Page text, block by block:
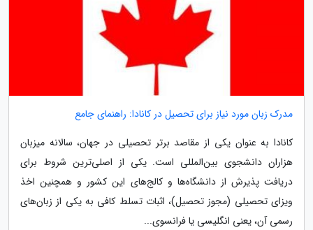
مدرک زبان مورد نیاز برای تحصیل در کانادا: راهنمای جامع
کانادا به عنوان یکی از مقاصد برتر تحصیلی در جهان، سالانه میزبان
هزاران دانشجوی بین‌المللی است. یکی از اصلی‌ترین شروط برای
دریافت پذیرش از دانشگاه‌ها و کالج‌های این کشور و همچنین اخذ
ویزای تحصیلی (مجوز تحصیل)، اثبات تسلط کافی به یکی از زبان‌های
رسمی آن، یعنی انگلیسی یا فرانسوی...